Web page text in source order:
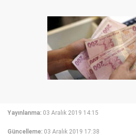
Yayınlanma: 03 Aralık 2019 14:15
Güncelleme: 03 Aralık 2019 17:38